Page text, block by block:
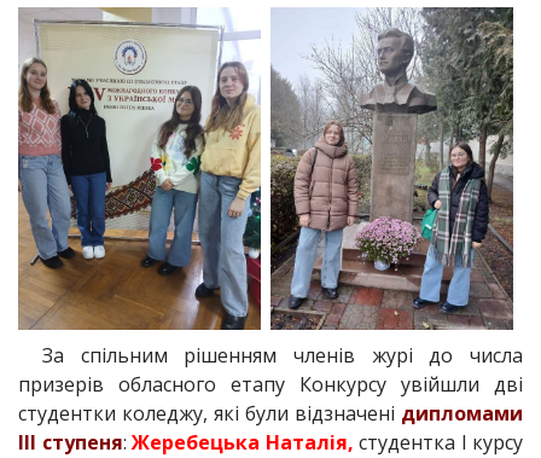
За спільним рішенням членів журі до числа
призерів обласного етапу Конкурсу увійшли дві
студентки коледжу, які були відзначені дипломами
ІІІ ступеня:Жеребецька Наталія, студентка І курсу